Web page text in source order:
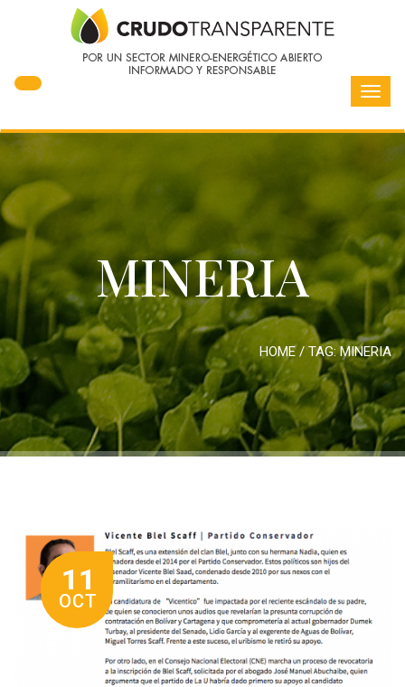
MINERIA
HOME/ TAG:MINERIA
11
OCT